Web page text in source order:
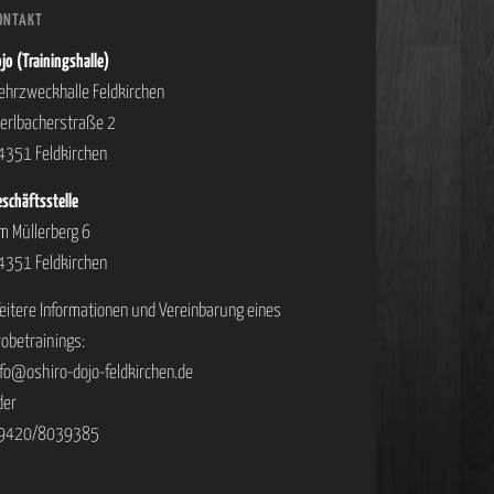
(Trainingshalle)
Feldkirchen
2
Feldkirchen
Müllerberg 6
Feldkirchen
Informationen und Vereinbarung eines
dojo-feldkirchen.de
8039385